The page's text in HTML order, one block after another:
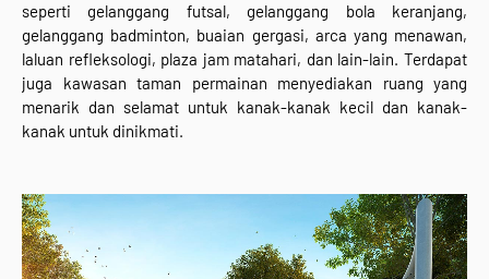
seperti gelanggang futsal, gelanggang bola keranjang,
gelanggang badminton, buaian gergasi, arca yang menawan,
laluan refleksologi, plaza jam matahari, dan lain-lain. Terdapat
juga kawasan taman permainan menyediakan ruang yang
menarik dan selamat untuk kanak-kanak kecil dan kanak-
kanak untuk dinikmati.